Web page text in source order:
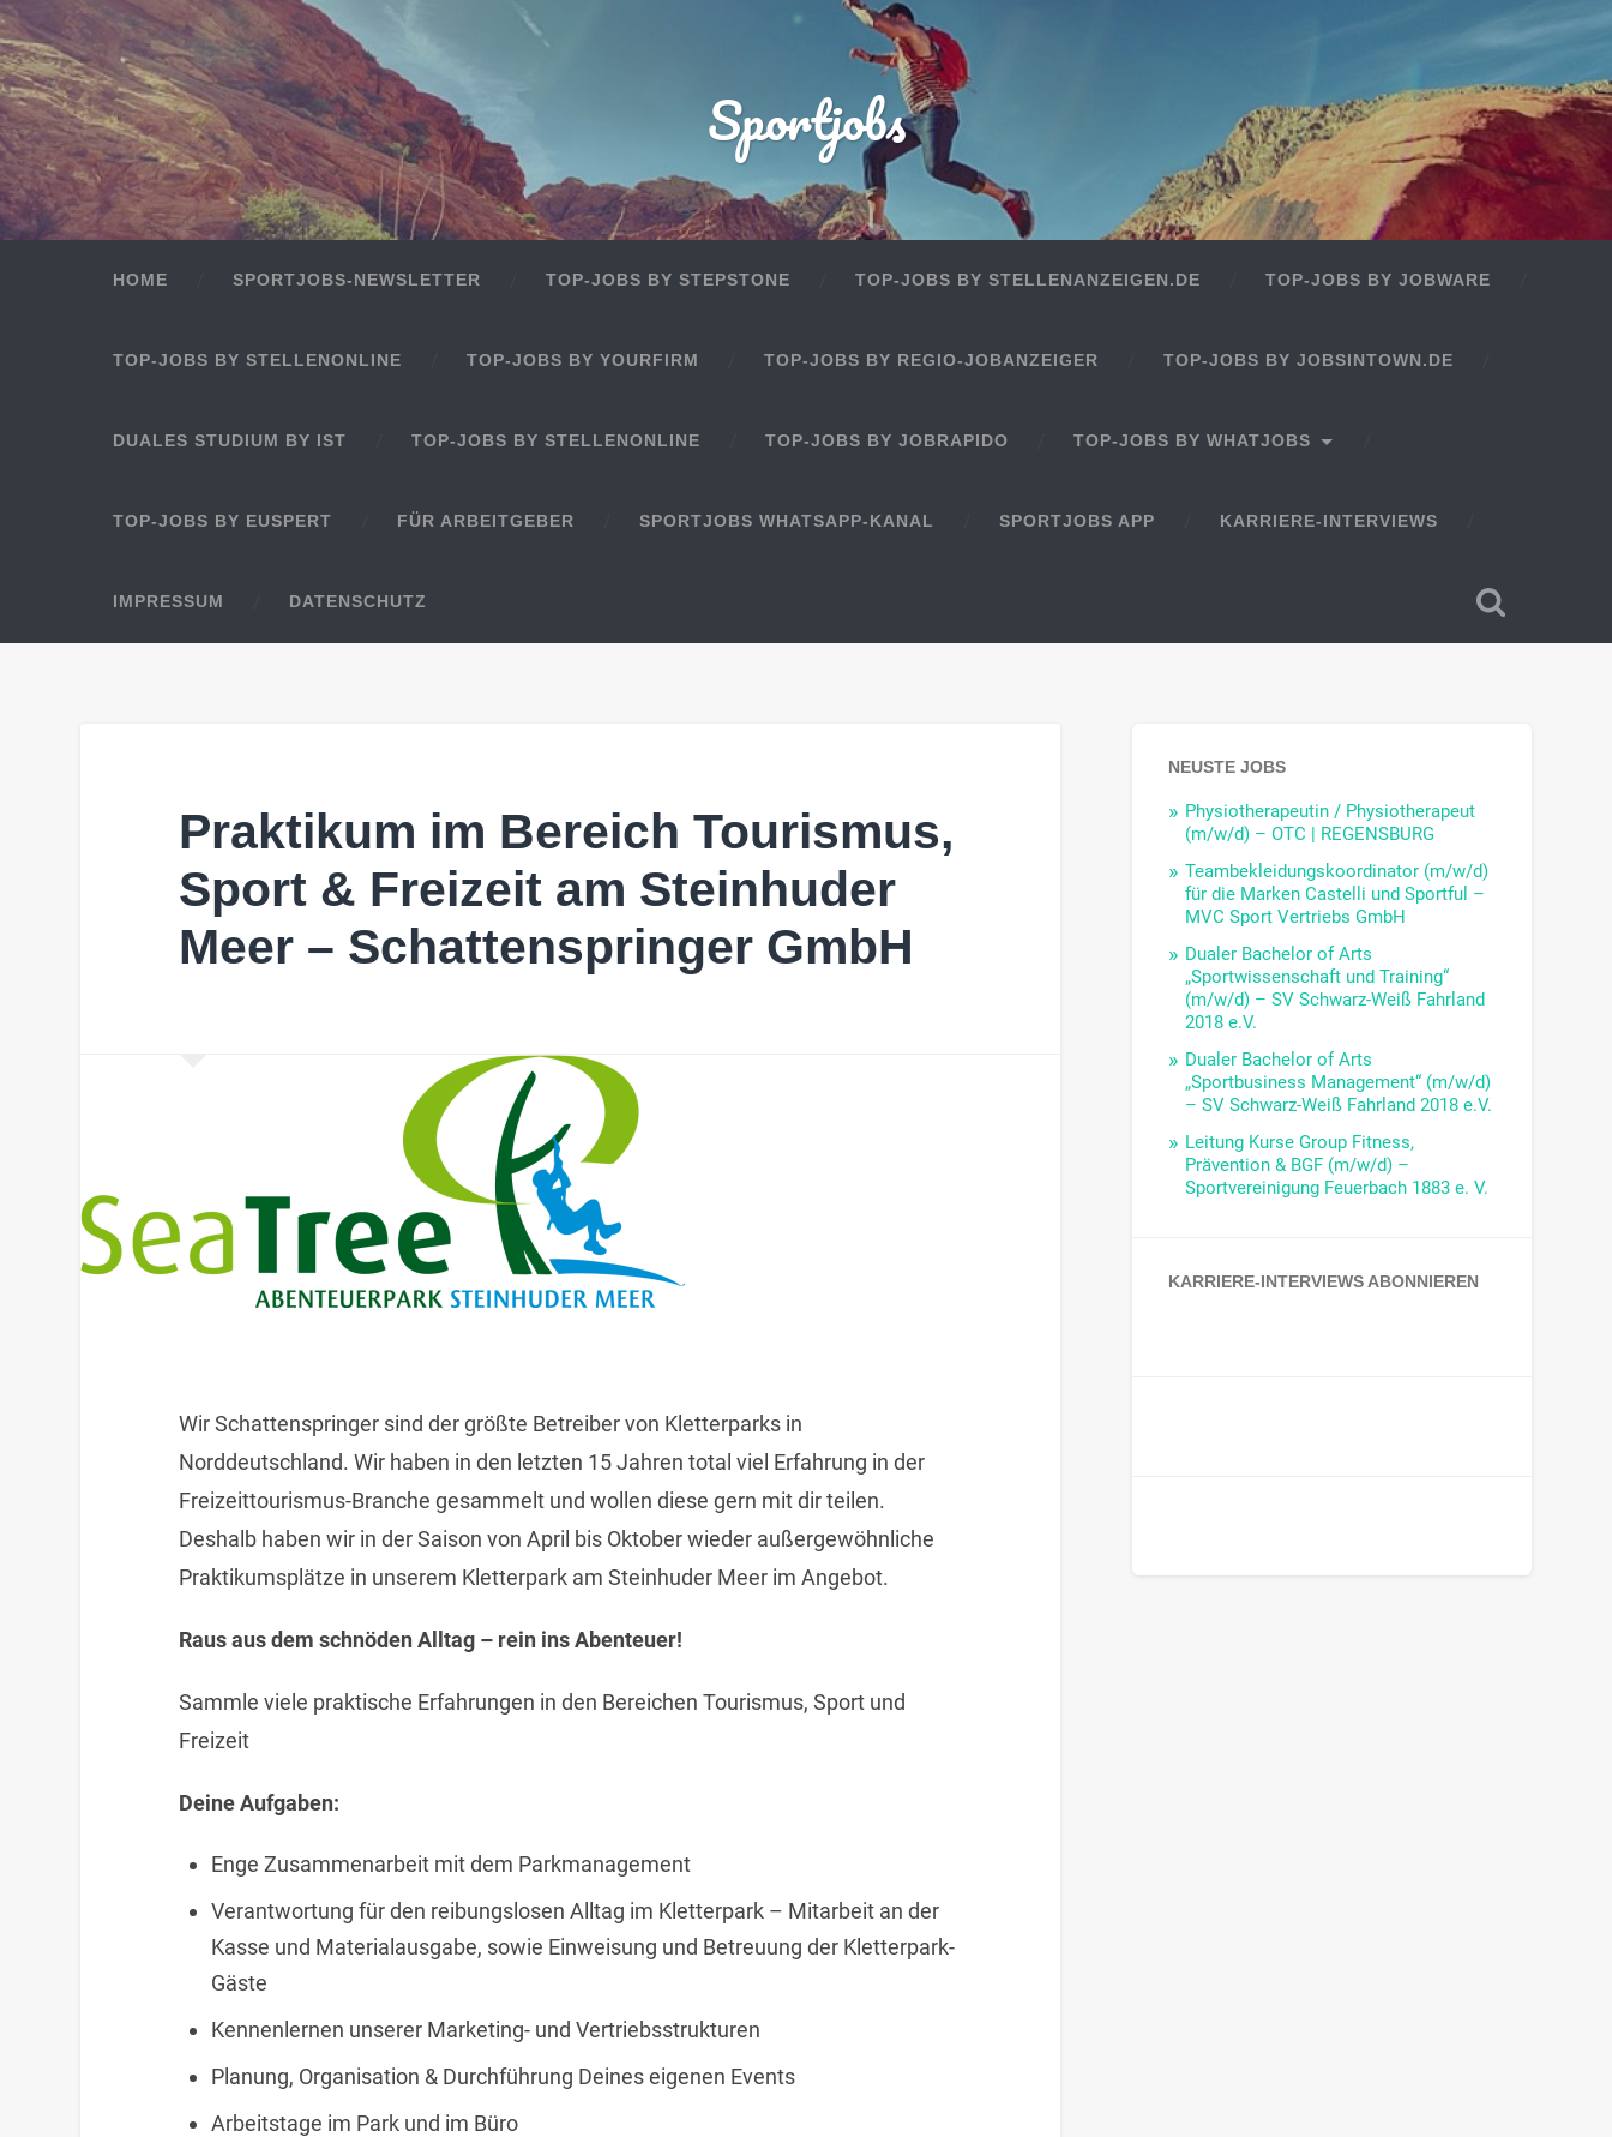
Sportjobs
HOME SPORTJOBS-NEWSLETTER TOP-JOBS BY STEPSTONE TOP-JOBS BY STELLENANZEIGEN.DE TOP-JOBS BY JOBWARE
TOP-JOBS BY STELLENONLINE TOP-JOBS BY YOURFIRM TOP-JOBS BY REGIO-JOBANZEIGER TOP-JOBS BY JOBSINTOWN.DE
DUALES STUDIUM BY IST TOP-JOBS BY STELLENONLINE TOP-JOBS BY JOBRAPIDO TOP-JOBS BY WHATJOBS
TOP-JOBS BY EUSPERT FÜR ARBEITGEBER SPORTJOBS WHATSAPP-KANAL SPORTJOBS APP KARRIERE-INTERVIEWS
IMPRESSUM DATENSCHUTZ
Praktikum im Bereich Tourismus,
Sport & Freizeit am Steinhuder
Meer – Schattenspringer GmbH
Wir Schattenspringer sind der größte Betreiber von Kletterparks in
Norddeutschland. Wir haben in den letzten 15 Jahren total viel Erfahrung in der
Freizeittourismus-Branche gesammelt und wollen diese gern mit dir teilen.
Deshalb haben wir in der Saison von April bis Oktober wieder außergewöhnliche
Praktikumsplätze in unserem Kletterpark am Steinhuder Meer im Angebot.
Raus aus dem schnöden Alltag – rein ins Abenteuer!
Sammle viele praktische Erfahrungen in den Bereichen Tourismus, Sport und
Freizeit
Deine Aufgaben:
Enge Zusammenarbeit mit dem Parkmanagement
Verantwortung für den reibungslosen Alltag im Kletterpark – Mitarbeit an der
Kasse und Materialausgabe, sowie Einweisung und Betreuung der Kletterpark-
Gäste
Kennenlernen unserer Marketing- und Vertriebsstrukturen
Planung, Organisation & Durchführung Deines eigenen Events
Arbeitstage im Park und im Büro
NEUSTE JOBS
Physiotherapeutin / Physiotherapeut
(m/w/d) – OTC | REGENSBURG
Teambekleidungskoordinator (m/w/d)
für die Marken Castelli und Sportful –
MVC Sport Vertriebs GmbH
Dualer Bachelor of Arts
„Sportwissenschaft und Training“
(m/w/d) – SV Schwarz-Weiß Fahrland
2018 e.V.
Dualer Bachelor of Arts
„Sportbusiness Management“ (m/w/d)
– SV Schwarz-Weiß Fahrland 2018 e.V.
Leitung Kurse Group Fitness,
Prävention & BGF (m/w/d) –
Sportvereinigung Feuerbach 1883 e. V.
KARRIERE-INTERVIEWS ABONNIEREN